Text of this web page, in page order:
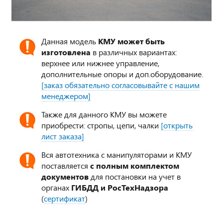
Данная модель КМУ может быть
изготовлена в различных вариантах:
верхнее или нижнее управление,
дополнительные опоры и доп.оборудование.
[заказ обязательно согласовывайте с нашим
менеджером]
Также для данного КМУ вы можете
приобрести: стропы, цепи, чалки [открыть
лист заказа]
Вся автотехника с манипуляторами и КМУ
поставляется с полным комплектом
документовдля постановки на учет в
органах ГИБДД и РосТехНадзора
(сертификат)